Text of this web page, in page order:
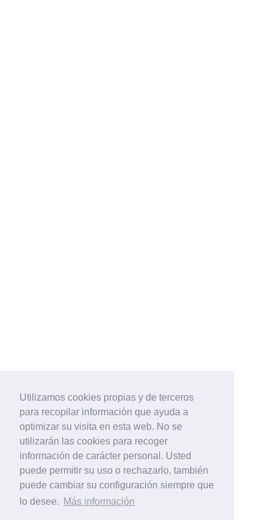
Utilizamos cookies propias y de terceros
para recopilar información que ayuda a
optimizar su visita en esta web. No se
utilizarán las cookies para recoger
información de carácter personal. Usted
puede permitir su uso o rechazarlo, también
puede cambiar su configuración siempre que
lo desee. Más información